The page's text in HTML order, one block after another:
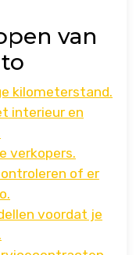
van
kilometerstand.
interieur en
verkopers.
of er
voordat je